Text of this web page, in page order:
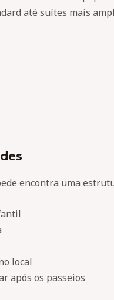
até suítes mais
encontra uma
local
após os passeios